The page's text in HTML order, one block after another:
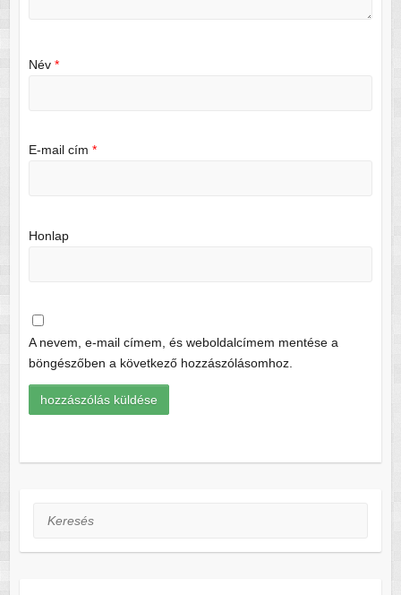
Név *
E-mail cím *
Honlap
A nevem, e-mail címem, és weboldalcímem mentése a
böngészőben a következő hozzászólásomhoz.
Keresés